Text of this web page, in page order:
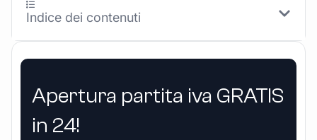
Apertura partita iva GRATIS
in 24!
Indice dei contenuti